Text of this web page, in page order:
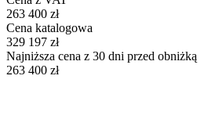
263 400 zł
Cena katalogowa
329 197 zł
Najniższa cena z 30 dni przed obniżką
263 400 zł